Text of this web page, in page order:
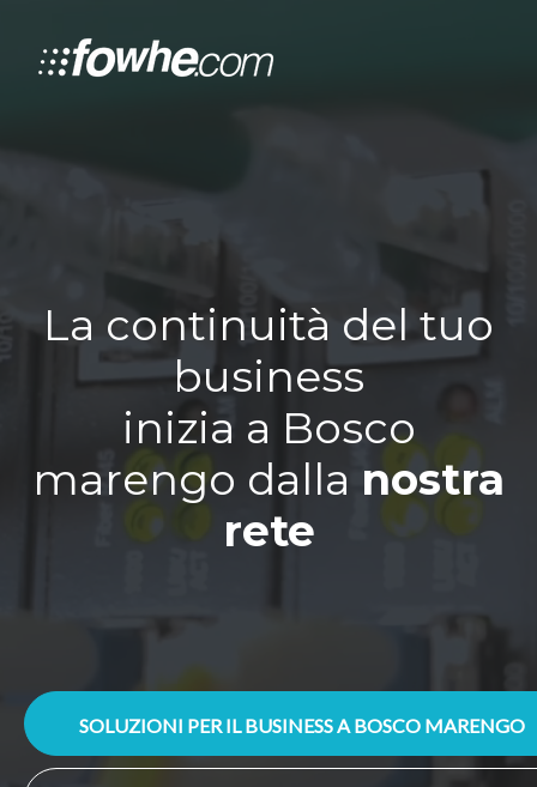
La continuità del tuo
business
inizia a Bosco
marengo dalla nostra
rete
SOLUZIONI PER IL BUSINESS A BOSCO MARENGO